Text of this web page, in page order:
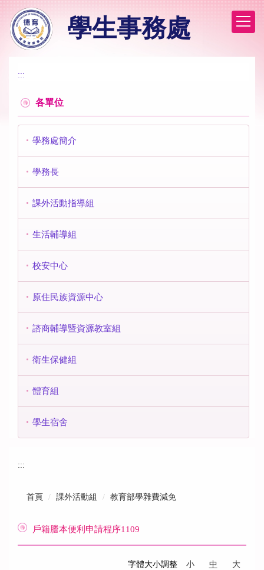
到
主
學生事務處
:::
各單位
學務處簡介
學務長
課外活動指導組
生活輔導組
校安中心
原住民族資源中心
諮商輔導暨資源教室組
衛生保健組
體育組
學生宿舍
:::
首頁 課外活動組 教育部學雜費減免
戶籍謄本便利申請程序1109
字體大小調整 小 中
大